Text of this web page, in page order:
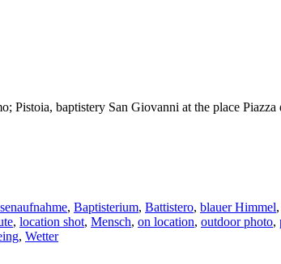
Pistoia, baptistery San Giovanni at the place Piazza
, Baptisterium, Battistero, blauer Himmel,
, location shot, Mensch, on location, outdoor photo,
, Wetter